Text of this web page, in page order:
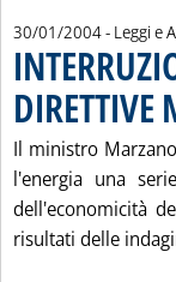
30/01/2004- Leggi e
DIRETTIVE
Il ministro
l'energia una
dell'economicità
risultati delle